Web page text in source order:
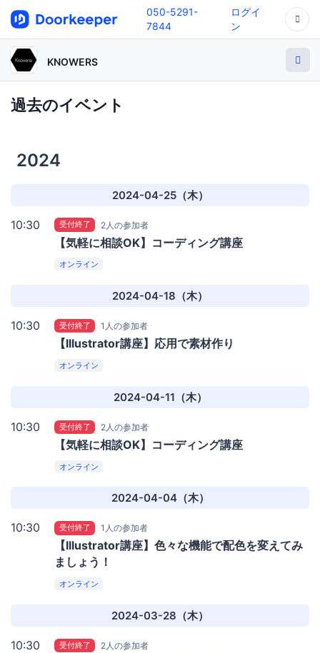
050-5291-
7844
ログイ
ン
KNOWERS
過去のイベント
2024
2024-04-25（木）
10:30 受付終了 2人の参加者
【気軽に相談OK】コーディング講座
オンライン
2024-04-18（木）
10:30 受付終了 1人の参加者
【Illustrator講座】応用で素材作り
オンライン
2024-04-11（木）
10:30 受付終了 2人の参加者
【気軽に相談OK】コーディング講座
オンライン
2024-04-04（木）
10:30 受付終了 1人の参加者
【Illustrator講座】色々な機能で配色を変えてみ
ましょう！
オンライン
2024-03-28（木）
10:30 受付終了 2人の参加者